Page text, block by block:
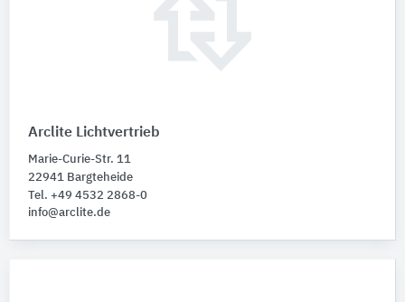
Arclite Lichtvertrieb
Marie-Curie-Str. 11
22941 Bargteheide
Tel. +49 4532 2868-0
info@arclite.de